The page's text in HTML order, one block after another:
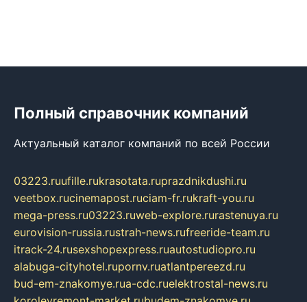
Полный справочник компаний
Актуальный каталог компаний по всей России
03223.ruufille.rukrasotata.ruprazdnikdushi.ru
veetbox.rucinemapost.ruciam-fr.rukraft-you.ru
mega-press.ru03223.ruweb-explore.rurastenuya.ru
eurovision-russia.rustrah-news.rufreeride-team.ru
itrack-24.rusexshopexpress.ruautostudiopro.ru
alabuga-cityhotel.rupornv.ruatlantpereezd.ru
bud-em-znakomye.rua-cdc.ruelektrostal-news.ru